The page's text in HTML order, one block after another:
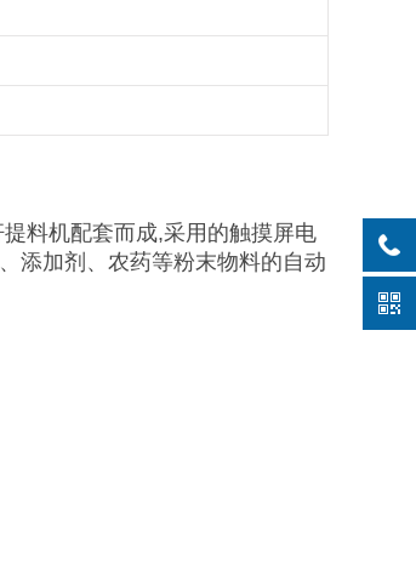
料机配套而成,采用的触摸屏电
添加剂、农药等粉末物料的自动